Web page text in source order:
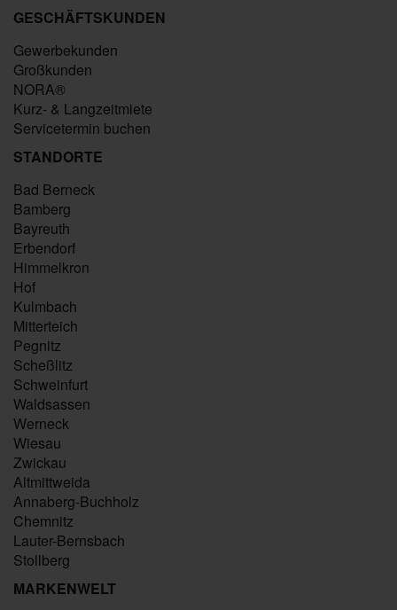
GESCHÄFTSKUNDEN
Gewerbekunden
Großkunden
NORA®
Kurz- & Langzeitmiete
Servicetermin buchen
STANDORTE
Bad Berneck
Bamberg
Bayreuth
Erbendorf
Himmelkron
Hof
Kulmbach
Mitterteich
Pegnitz
Scheßlitz
Schweinfurt
Waldsassen
Werneck
Wiesau
Zwickau
Altmittweida
Annaberg-Buchholz
Chemnitz
Lauter-Bernsbach
Stollberg
MARKENWELT